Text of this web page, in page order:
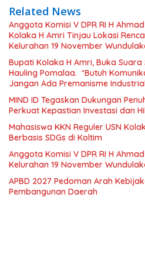
Related News
Anggota Komisi V DPR RI H
Kolaka H Amri Tinjau Lokasi
Kelurahan 19 November
Bupati Kolaka H Amri, Buka
Hauling Pomalaa. *Butuh Komunikasi dan Kepastian Hukum,
Jangan Ada Premanisme Industrial
MIND ID Tegaskan Dukungan
Perkuat Kepastian Investasi dan
Mahasiswa KKN Reguler USN
Berbasis SDGs di Koltim
Anggota Komisi V DPR RI H
Kelurahan 19 November
APBD 2027 Pedoman Arah
Pembangunan Daerah